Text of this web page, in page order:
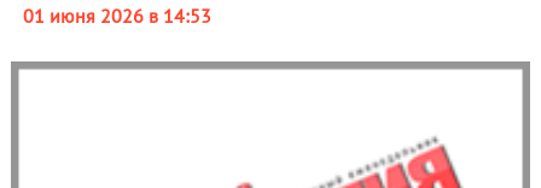
01 июня 2026 в 14:53